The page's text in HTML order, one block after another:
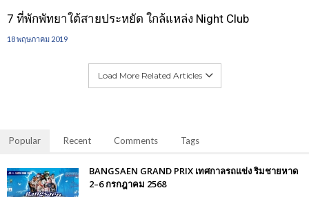
7 ที่พักพัทยาใต้สายประหยัด ใกล้แหล่ง Night Club
18 พฤษภาคม 2019
Load More Related Articles
Popular Recent Comments Tags
BANGSAEN GRAND PRIX เทศกาลรถแข่ง ริมชายหาด
2–6 กรกฎาคม 2568